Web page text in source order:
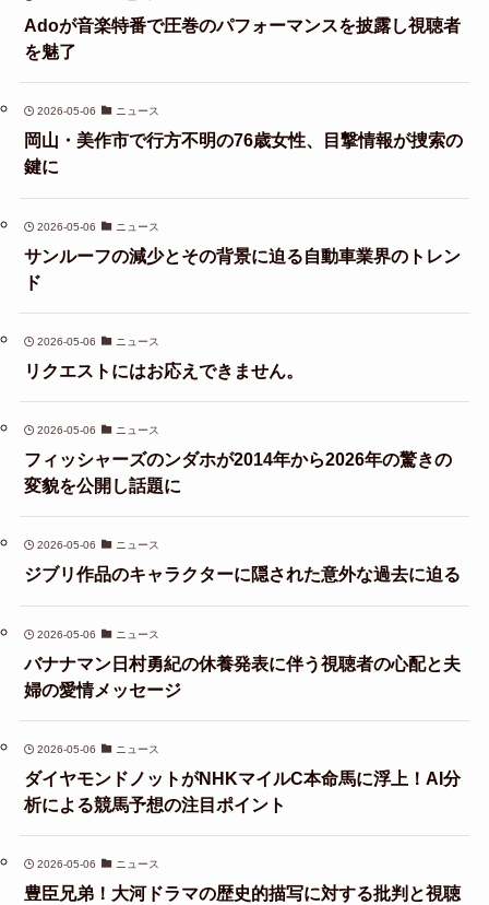
Adoが音楽特番で圧巻のパフォーマンスを披露し視聴者
を魅了
2026-05-06 ニュース
岡山・美作市で行方不明の76歳女性、目撃情報が捜索の
鍵に
2026-05-06 ニュース
サンルーフの減少とその背景に迫る自動車業界のトレン
ド
2026-05-06 ニュース
リクエストにはお応えできません。
2026-05-06 ニュース
フィッシャーズのンダホが2014年から2026年の驚きの
変貌を公開し話題に
2026-05-06 ニュース
ジブリ作品のキャラクターに隠された意外な過去に迫る
2026-05-06 ニュース
バナナマン日村勇紀の休養発表に伴う視聴者の心配と夫
婦の愛情メッセージ
2026-05-06 ニュース
ダイヤモンドノットがNHKマイルC本命馬に浮上！AI分
析による競馬予想の注目ポイント
2026-05-06 ニュース
豊臣兄弟！大河ドラマの歴史的描写に対する批判と視聴